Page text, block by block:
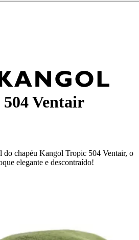
Ventair
do chapéu Kangol Tropic 504 Ventair, o
elegante e descontraído!